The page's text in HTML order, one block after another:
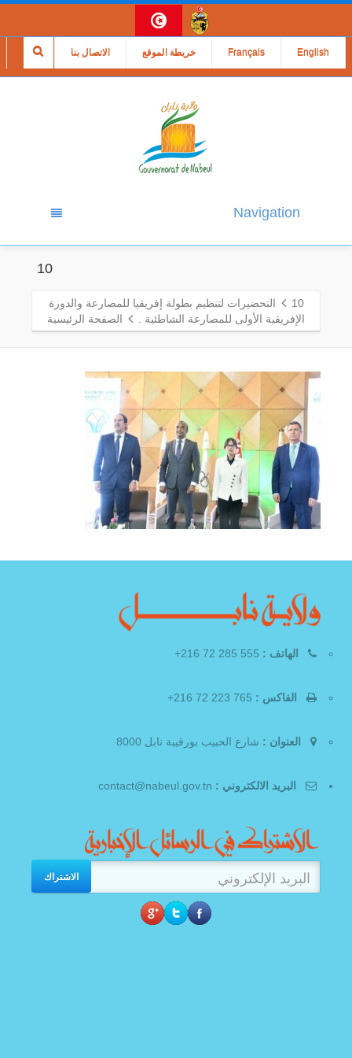
الاتصال بنا خريطة الموقع Français English
Navigation
10
10
التحضيرات لتنظيم بطولة إفريقيا للمصارعة والدورة
الإفريقية الأولى للمصارعة الشاطئية .
الصفحة الرئيسية
الهاتف :
الفاكس :
العنوان : شارع الحبيب بورقيبة نابل 8000
البريد الالكتروني :
الاشتراك